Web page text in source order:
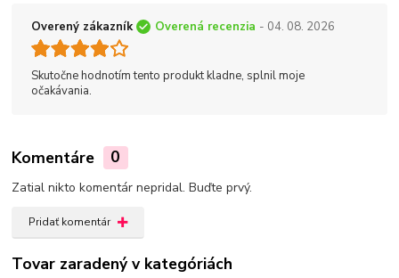
Overený zákazník Overená recenzia - 04. 08. 2026
Skutočne hodnotím tento produkt kladne, splnil moje
očakávania.
Komentáre 0
Zatial nikto komentár nepridal. Buďte prvý.
Pridať komentár
Tovar zaradený v kategóriách